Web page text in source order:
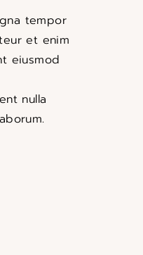
tempor
et enim
eiusmod
nulla